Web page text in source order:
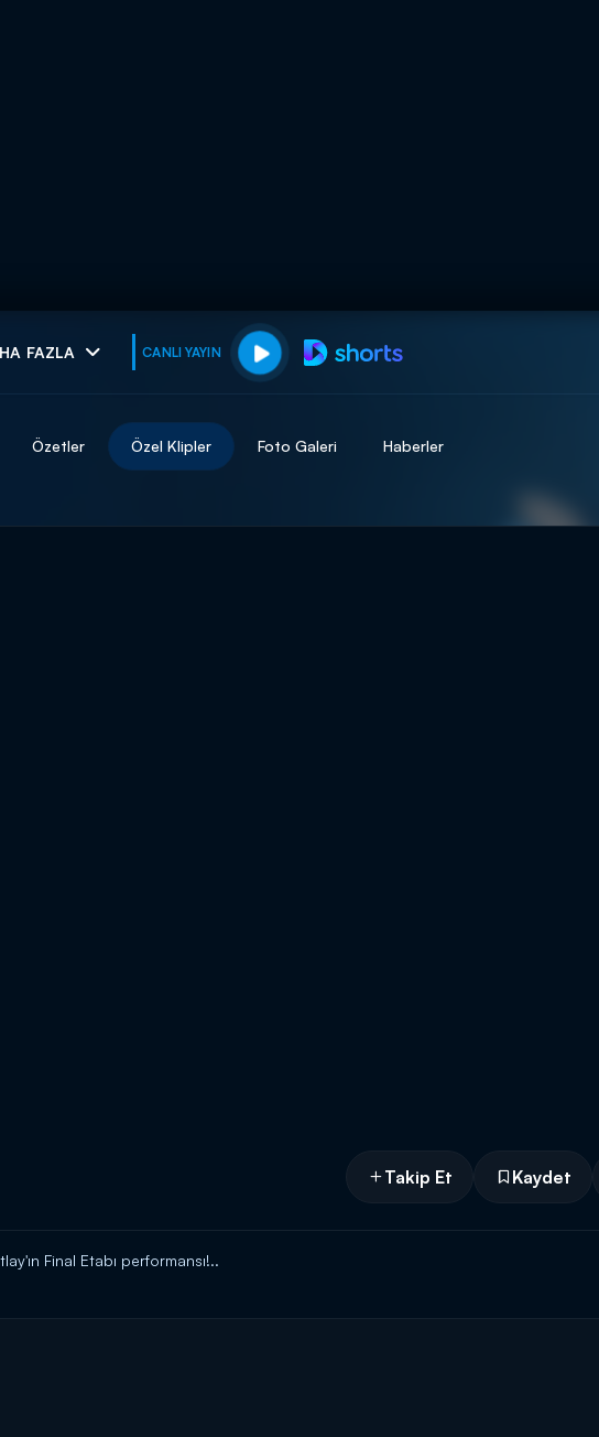
FAZLA CANLI YAYIN
muhteşem ikili
Özetler Özel Klipler Foto Galeri Haberler
Takip Et Kaydet
Final Etabı performansı!..